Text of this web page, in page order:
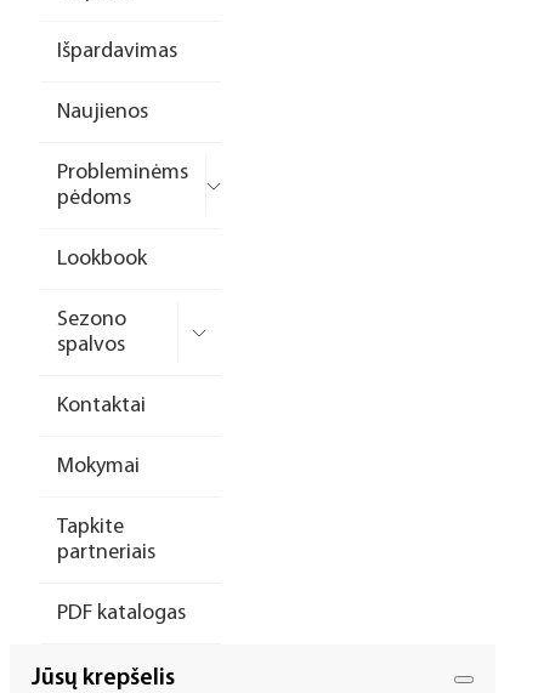
Išpardavimas
Naujienos
Probleminėms
pėdoms
Lookbook
Sezono
spalvos
Kontaktai
Mokymai
Tapkite
partneriais
PDF katalogas
Jūsų krepšelis